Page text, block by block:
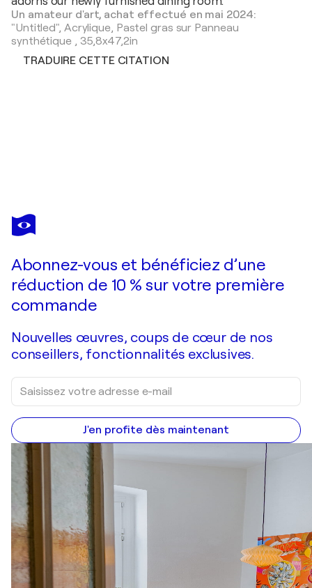
Un amateur d'art, achat effectué en mai 2024:
"Untitled", Acrylique, Pastel gras sur Panneau
synthétique, 35,8x47,2in
TRADUIRE CETTE CITATION
FRANKO TENCIC
Personal time machine 1
Abonnez-vous et bénéficiez d’une
réduction de 10 % sur votre première
commande
Nouvelles œuvres, coups de cœur de nos
conseillers, fonctionnalités exclusives.
J'en profite dès maintenant